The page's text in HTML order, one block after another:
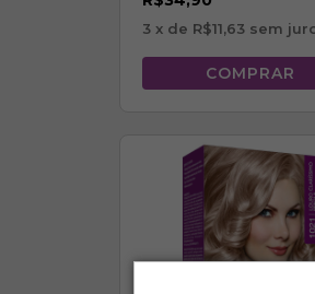
3 x de R$11,63 sem